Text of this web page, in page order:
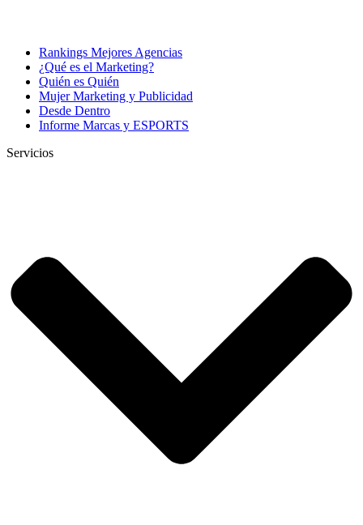
Rankings Mejores Agencias
¿Qué es el Marketing?
Quién es Quién
Mujer Marketing y Publicidad
Desde Dentro
Informe Marcas y ESPORTS
Servicios